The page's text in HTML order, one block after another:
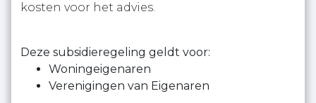
kosten voor het advies.
Deze subsidieregeling geldt voor:
Woningeigenaren
Verenigingen van Eigenaren